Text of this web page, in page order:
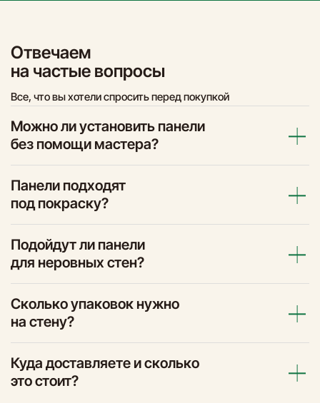
Отвечаем
на частые вопросы
Все, что вы хотели спросить перед покупкой
Можно ли установить панели
без помощи мастера?
Панели подходят
под покраску?
Подойдут ли панели
для неровных стен?
Сколько упаковок нужно
на стену?
Куда доставляете и сколько
это стоит?